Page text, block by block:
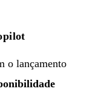
o lançamento